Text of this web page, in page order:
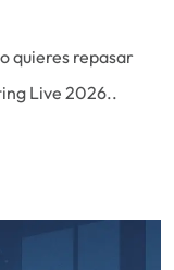
quieres repasar
Live 2026..